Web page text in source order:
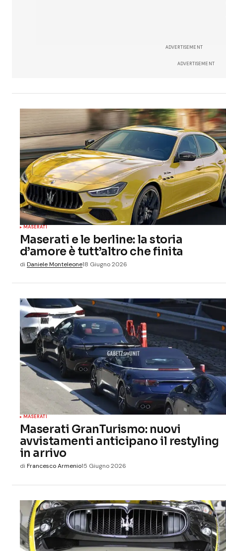
ADVERTISEMENT
ADVERTISEMENT
MASERATI
Maserati e le berline: la storia
d’amore è tutt’altro che finita
di Daniele Monteleone18 Giugno 2026
MASERATI
Maserati GranTurismo: nuovi
avvistamenti anticipano il restyling
in arrivo
di Francesco Armenio15 Giugno 2026